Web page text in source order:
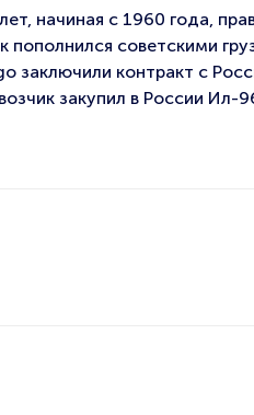
начиная с 1960 года,
пополнился советскими
контракт с
закупил в России Ил-